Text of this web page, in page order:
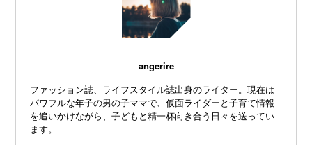
angerire
ファッション誌、ライフスタイル誌出身のライター。現在は
パワフルな年子の男の子ママで、仮面ライダーと子育て情報
を追いかけながら、子どもと精一杯向き合う日々を送ってい
ます。